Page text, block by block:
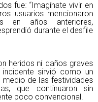
fue: “Imagínate vivir en
usuarios mencionaron
en años anteriores,
durante el desfile
heridos ni daños graves
sirvió como un
de las festividades
que continuaron sin
poco convencional.